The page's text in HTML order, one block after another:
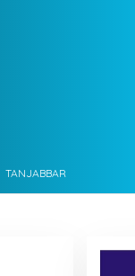
TANJABBAR